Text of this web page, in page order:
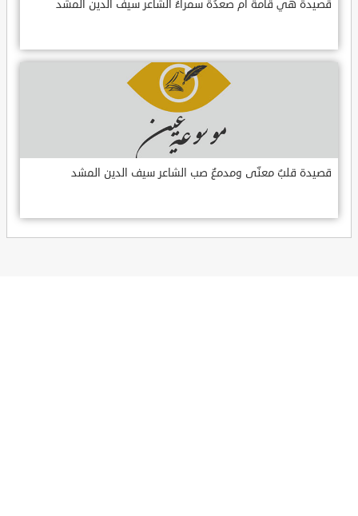
قصيدة هي قامةُ أم صعدُةُ سمراءُ الشاعر سيف الدين المشد
قصيدة قلبٌ معنّى ومدمعٌ صب الشاعر سيف الدين المشد